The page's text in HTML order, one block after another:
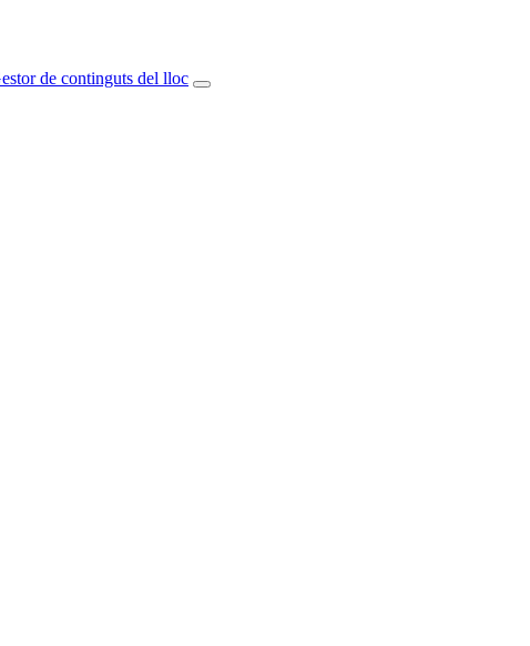
de continguts del lloc